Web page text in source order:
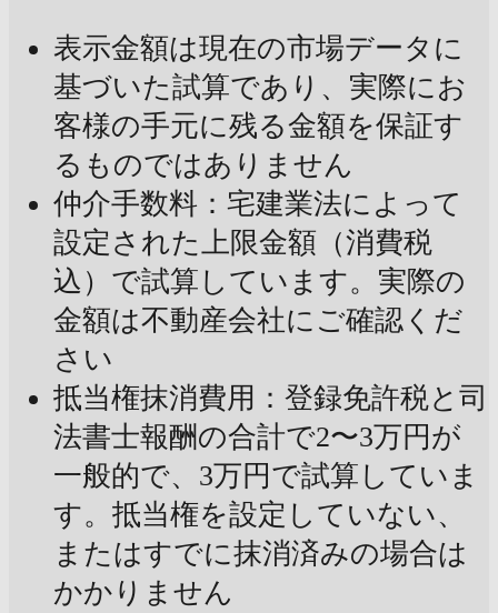
表示金額は現在の市場データに
基づいた試算であり、実際にお
客様の手元に残る金額を保証す
るものではありません
仲介手数料：宅建業法によって
設定された上限金額（消費税
込）で試算しています。実際の
金額は不動産会社にご確認くだ
さい
抵当権抹消費用：登録免許税と司
法書士報酬の合計で2〜3万円が
一般的で、3万円で試算していま
す。抵当権を設定していない、
またはすでに抹消済みの場合は
かかりません